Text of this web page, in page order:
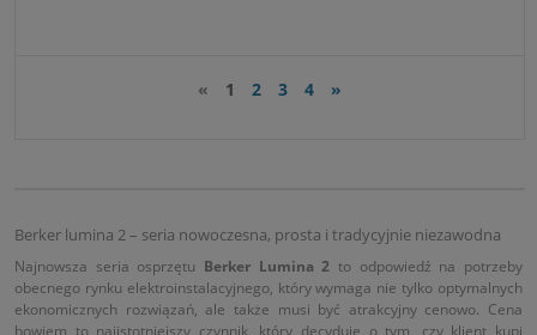
« 1 2 3 4 »
Berker lumina 2 – seria nowoczesna, prosta i tradycyjnie niezawodna
Najnowsza seria osprzętu Berker Lumina 2 to odpowiedź na potrzeby
obecnego rynku elektroinstalacyjnego, który wymaga nie tylko optymalnych
ekonomicznych rozwiązań, ale także musi być atrakcyjny cenowo. Cena